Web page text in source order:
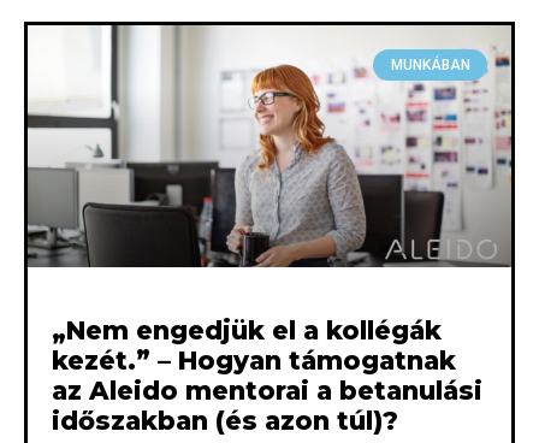
MUNKÁBAN
„Nem engedjük el a kollégák
kezét.” – Hogyan támogatnak
az Aleido mentorai a betanulási
időszakban (és azon túl)?